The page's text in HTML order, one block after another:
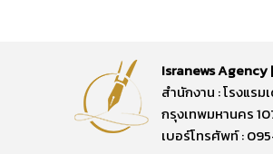
Isranews Agency
สำนักงาน : โรงแร
กรุงเทพมหานคร
เบอร์โทรศัพท์ :